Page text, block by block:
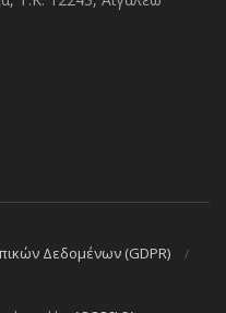
Δεδομένων (GDPR)